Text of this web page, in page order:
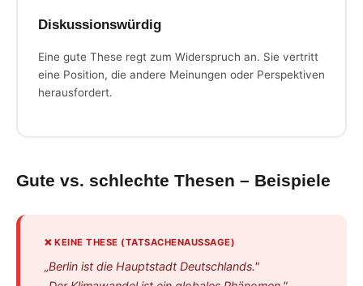
Diskussionswürdig
Eine gute These regt zum Widerspruch an. Sie vertritt
eine Position, die andere Meinungen oder Perspektiven
herausfordert.
Gute vs. schlechte Thesen – Beispiele
❌ KEINE THESE (TATSACHENAUSSAGE)
„Berlin ist die Hauptstadt Deutschlands."